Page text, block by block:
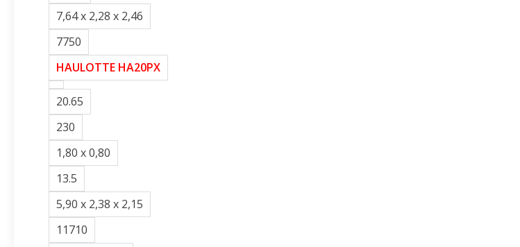
7,64 x 2,28 x 2,46
7750
HAULOTTE HA20PX
20.65
230
1,80 x 0,80
13.5
5,90 x 2,38 x 2,15
11710